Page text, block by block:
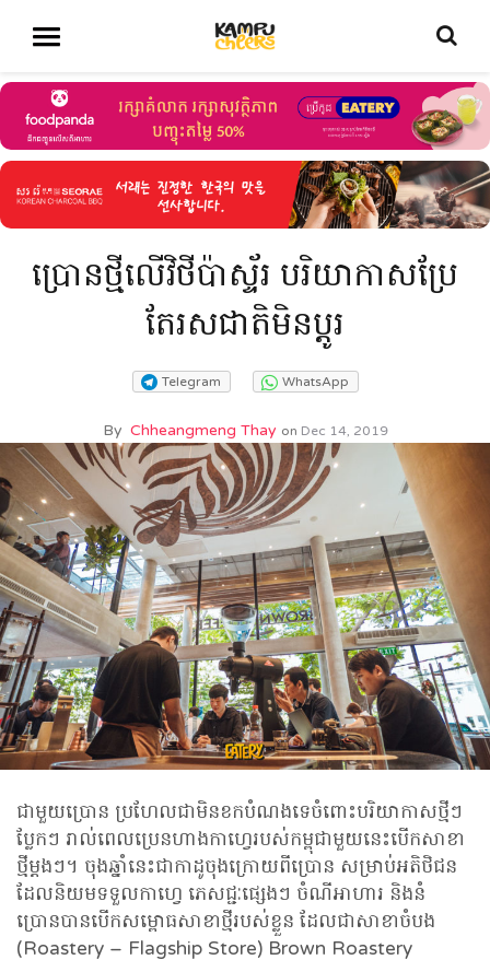
ប្រោនថ្មីលើវិថីប៉ាស្ទ័រ បរិយាកាសប្រែ
តែរសជាតិមិនប្តូរ
Telegram WhatsApp
By Chheangmeng Thay on Dec 14, 2019
ជាមួយប្រោន ប្រហែលជាមិនខកបំណងទេចំពោះបរិយាកាសថ្មីៗ
ប្លែកៗ រាល់ពេលប្រេនហាងកាហ្វេរបស់កម្ពុជាមួយនេះបើកសាខា
ថ្មីម្តងៗ។ ចុងឆ្នាំនេះជាកាដូចុងក្រោយពីប្រោន សម្រាប់អតិថិជន
ដែលនិយមទទួលកាហ្វេ ភេសជ្ជៈផ្សេងៗ ចំណីអាហារ និងនំ
ប្រោនបានបើកសម្ពោធសាខាថ្មីរបស់ខ្លួន ដែលជាសាខាចំបង
(Roastery – Flagship Store) Brown Roastery